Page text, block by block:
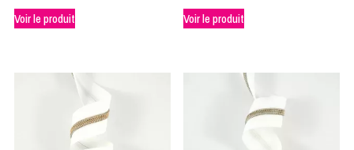
Voir le produit
Voir le produit